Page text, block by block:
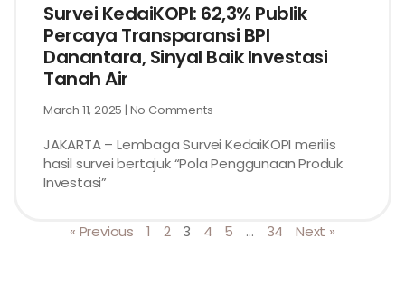
Survei KedaiKOPI: 62,3% Publik
Percaya Transparansi BPI
Danantara, Sinyal Baik Investasi
Tanah Air
March 11, 2025 No Comments
JAKARTA – Lembaga Survei KedaiKOPI merilis
hasil survei bertajuk “Pola Penggunaan Produk
Investasi”
« Previous 1 2 3 4 5 … 34 Next »